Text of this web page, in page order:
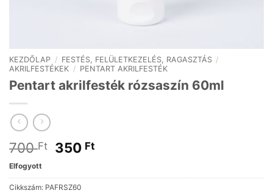
KEZDŐLAP / FESTÉS, FELÜLETKEZELÉS, RAGASZTÁS /
AKRILFESTÉKEK / PENTART AKRILFESTÉK
Pentart akrilfesték rózsaszín 60ml
700Ft
Original
was:
700 Ft.
350 FtCurrent
is:
Elfogyott
Cikkszám: PAFRSZ60